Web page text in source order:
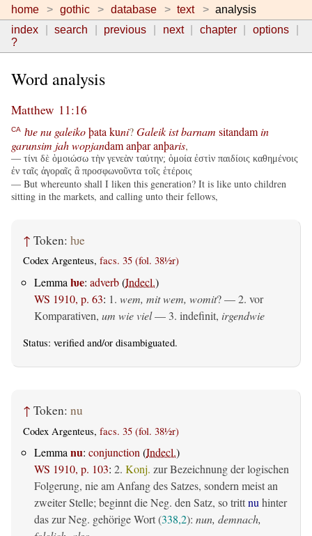
home gothic database text
analysis
index
search previous next chapter
options
?
Word analysis
Matthew 11:16
CA ƕenu galeikoþata kuni?Galeikistbarnam sitandamin
garunsim jahwopjandamanþaranþaris,
— τίνι δὲ ὁμοιώσω τὴν γενεὰν ταύτην; ὁμοία ἐστὶν παιδίοις καθημένοις
ἐν ταῖς ἀγοραῖς ἃ προσφωνοῦντα τοῖς ἑτέροις
— But whereunto shall I liken this generation? It is like unto children
sitting in the markets, and calling unto their fellows,
↑ Token: ƕe
Codex Argenteus, facs. 35 (fol. 38½r)
Lemma ƕe: adverb(Indecl.)
WS 1910, p. 63: 1. wem, mit wem, womit? — 2. vor
Komparativen, um wie viel— 3. indefinit, irgendwie
Status: verified and/or disambiguated.
↑ Token: nu
Codex Argenteus, facs. 35 (fol. 38½r)
Lemma nu: conjunction (Indecl.)
WS 1910, p. 103: 2. Konj. zur Bezeichnung der logischen
Folgerung, nie am Anfang des Satzes, sondern meist an
zweiter Stelle; beginnt die Neg. den Satz, so trittnu hinter
das zur Neg. gehörige Wort (338,2): nun, demnach,